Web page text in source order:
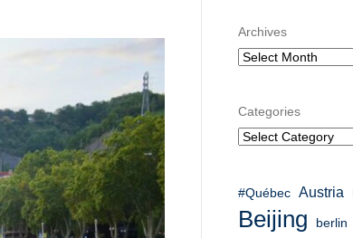
Archives
Categories
#Québec Austria
Beijing berlin